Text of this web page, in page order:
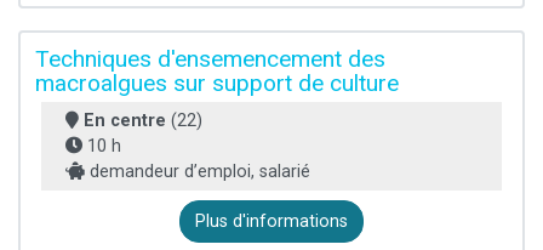
Techniques d'ensemencement des
macroalgues sur support de culture
En centre (22)
10 h
demandeur d’emploi, salarié
Plus d'informations